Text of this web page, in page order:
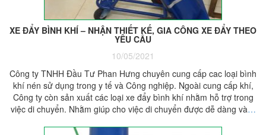
XE ĐẨY BÌNH KHÍ – NHẬN THIẾT KẾ, GIA CÔNG XE ĐẨY THEO
YÊU CẦU
10/05/2021
Công ty TNHH Đầu Tư Phan Hưng chuyên cung cấp cac loại bình
khí nén sử dụng trong y tế và Công nghiệp. Ngoài cung cấp khí,
Công ty còn sản xuất các loại xe đẩy bình khí nhằm hỗ trợ trong
việc di chuyển. Nhằm giúp cho việc di chuyển được dễ dàng và…